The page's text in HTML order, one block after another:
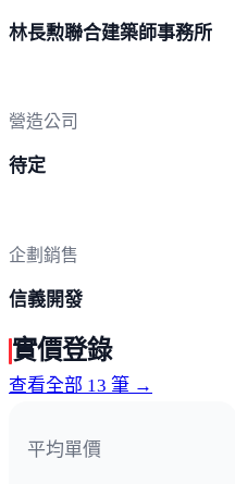
林長勲聯合建築師事務所
營造公司
待定
企劃銷售
信義開發
實價登錄
查看全部 13 筆 →
平均單價